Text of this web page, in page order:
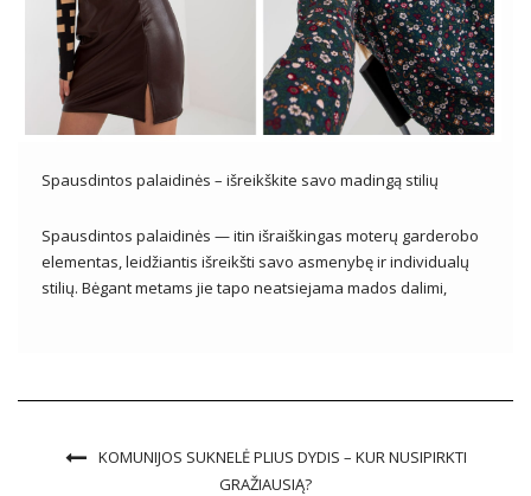
Spausdintos palaidinės – išreikškite savo madingą stilių
Spausdintos palaidinės — itin išraiškingas moterų garderobo
elementas, leidžiantis išreikšti savo asmenybę ir individualų
stilių. Bėgant metams jie tapo neatsiejama mados dalimi,
KOMUNIJOS SUKNELĖ PLIUS DYDIS – KUR NUSIPIRKTI
GRAŽIAUSIĄ?